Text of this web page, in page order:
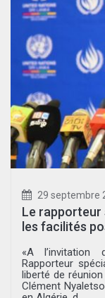
29 septembre
Le rapporteur
les facilités
«A l’invitation
Rapporteur
liberté de
Clément